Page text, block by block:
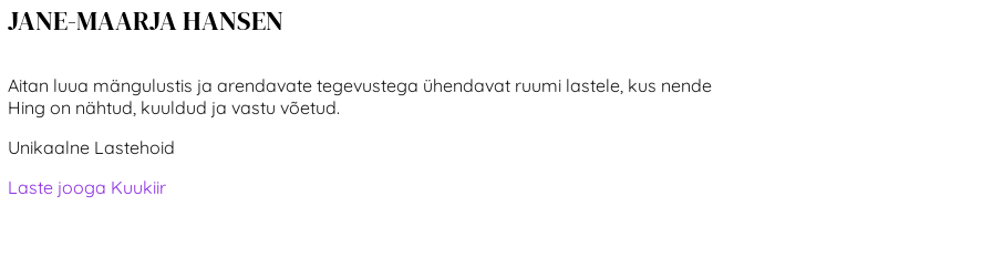
JANE-MAARJA HANSEN
Aitan luua mängulustis ja arendavate tegevustega ühendavat ruumi lastele, kus nende
Hing on nähtud, kuuldud ja vastu võetud.
Unikaalne Lastehoid
Laste jooga Kuukiir